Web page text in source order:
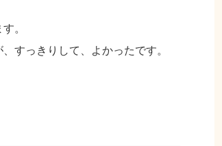
。
すっきりして、よかったです。